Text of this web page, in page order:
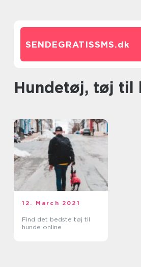
SENDEGRATISSMS.dk
Hundetøj, tøj til
12. March 2021
Find det bedste tøj til
hunde online